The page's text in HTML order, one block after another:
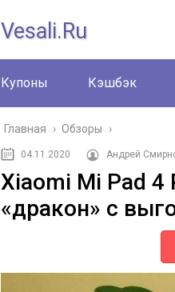
Vesali.ru
Купоны Кэшбэк
Главная › Обзоры ›
04.11.2020 Андрей
Xiaomi Mi Pad
«дракон» с